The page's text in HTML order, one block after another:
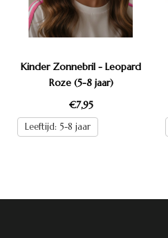
Kinder Zonnebril - Leopard
Roze (5-8 jaar)
€7,95
Leeftijd: 5-8 jaar